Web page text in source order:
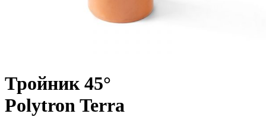
Тройник 45°
Polytron Terra